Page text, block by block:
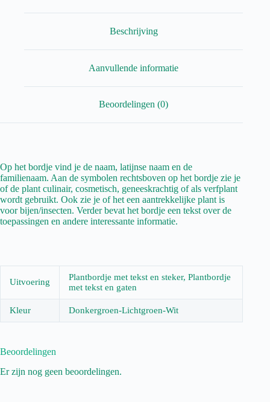
Beschrijving
Aanvullende informatie
Beoordelingen (0)
Op het bordje vind je de naam, latijnse naam en de
familienaam. Aan de symbolen rechtsboven op het bordje zie je
of de plant culinair, cosmetisch, geneeskrachtig of als verfplant
wordt gebruikt. Ook zie je of het een aantrekkelijke plant is
voor bijen/insecten. Verder bevat het bordje een tekst over de
toepassingen en andere interessante informatie.
Uitvoering
Plantbordje met tekst en steker, Plantbordje
met tekst en gaten
Kleur Donkergroen-Lichtgroen-Wit
Beoordelingen
Er zijn nog geen beoordelingen.